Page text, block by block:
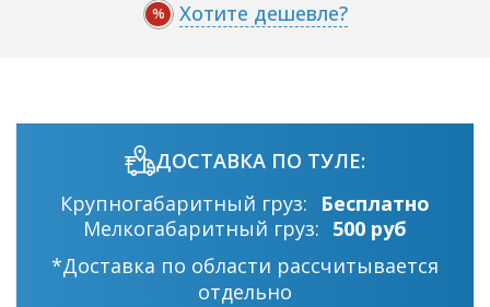
% Хотите дешевле?
ДОСТАВКА ПО ТУЛЕ:
Крупногабаритный груз:
Бесплатно
Мелкогабаритный груз: 500 руб
*Доставка по области рассчитывается
отдельно